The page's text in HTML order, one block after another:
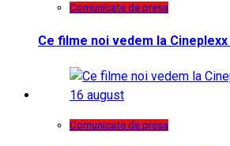
Comunicate de presa
Ce filme noi vedem la
Comunicate de presa